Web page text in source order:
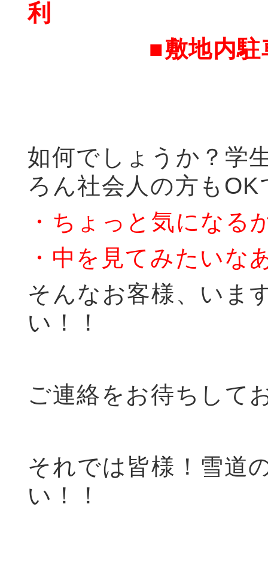
利
■敷地内駐車
如何でしょうか？学
ろん社会人の方もOK
・ちょっと気になる
・中を見てみたいな
そんなお客様、いま
い！！
ご連絡をお待ちして
それでは皆様！雪道
い！！